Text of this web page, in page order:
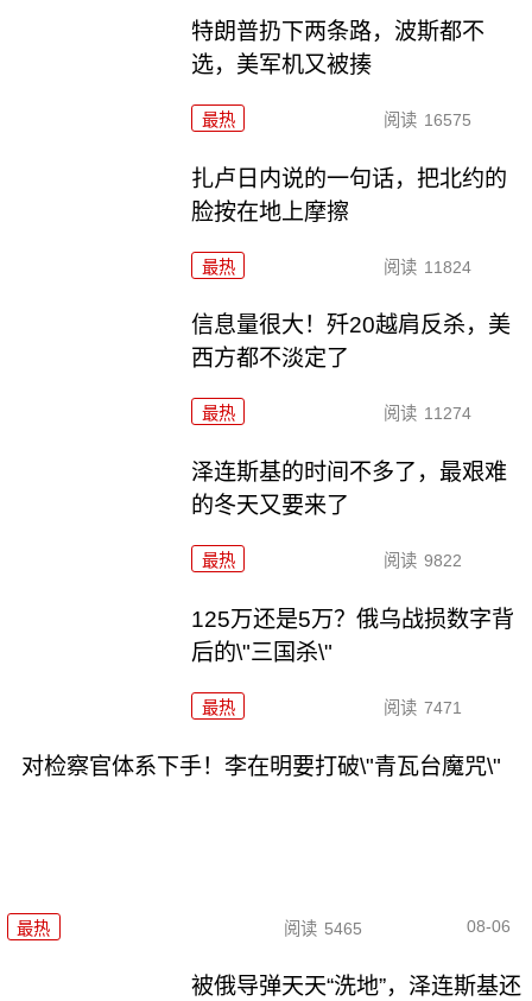
特朗普扔下两条路，波斯都不
选，美军机又被揍
最热 阅读 16575
扎卢日内说的一句话，把北约的
脸按在地上摩擦
最热 阅读 11824
信息量很大！歼20越肩反杀，美
西方都不淡定了
最热 阅读 11274
泽连斯基的时间不多了，最艰难
的冬天又要来了
最热 阅读 9822
125万还是5万？俄乌战损数字背
后的\"三国杀\"
最热 阅读 7471
对检察官体系下手！李在明要打破\"青瓦台魔咒\"
最热 阅读 5465 08-06
被俄导弹天天“洗地”，泽连斯基还